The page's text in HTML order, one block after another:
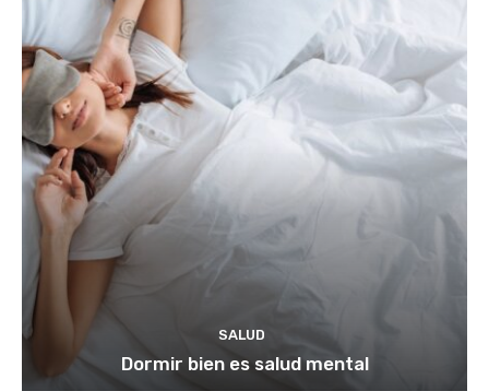
SALUD
Dormir bien es salud mental